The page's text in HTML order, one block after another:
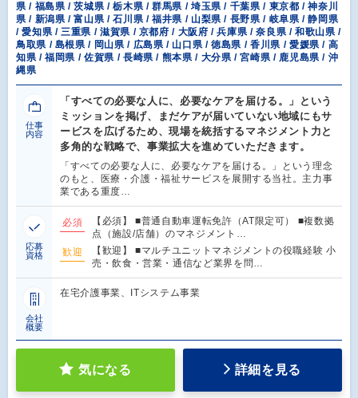
県 / 福島県 / 茨城県 / 栃木県 / 群馬県 / 埼玉県 / 千葉県 / 東京都 / 神奈川
県 / 新潟県 / 富山県 / 石川県 / 福井県 / 山梨県 / 長野県 / 岐阜県 / 静岡県
/ 愛知県 / 三重県 / 滋賀県 / 京都府 / 大阪府 / 兵庫県 / 奈良県 / 和歌山県 /
鳥取県 / 島根県 / 岡山県 / 広島県 / 山口県 / 徳島県 / 香川県 / 愛媛県 / 高
知県 / 福岡県 / 佐賀県 / 長崎県 / 熊本県 / 大分県 / 宮崎県 / 鹿児島県 / 沖
縄県
仕事
内容
「すべての必要な人に、必要なケアを届ける。」という
ミッションを掲げ、まだケアが届いていない地域にもサ
ービスを広げるため、現場を統括するマネジメント力と
多角的な戦略で、事業拡大を進めていただきます。
「すべての必要な人に、必要なケアを届ける。」という理念
のもと、医療・介護・福祉サービスを展開する当社。主力事
業である重度…
応募
資格
必須
【必須】 ■普通自動車運転免許（AT限定可） ■複数拠
点（施設/店舗）のマネジメント…
歓迎
【歓迎】 ■マルチユニットマネジメントの役職経験 小
売・飲食・営業・通信など業界を問…
会社
概要
在宅介護事業、ITシステム事業
気になる 詳細を見る